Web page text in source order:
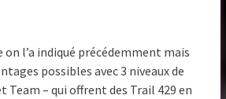
on l’a indiqué précédemment mais
possibles avec 3 niveaux de
Team – qui offrent des Trail 429 en